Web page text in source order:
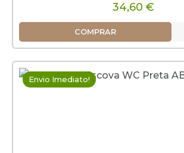
34,60 €
COMPRAR
Envio Imediato!